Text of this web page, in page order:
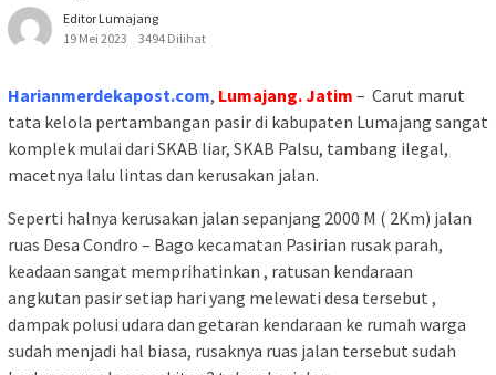
Editor Lumajang
19 Mei 2023
3494 Dilihat
Harianmerdekapost.com, Lumajang. Jatim – Carut marut
tata kelola pertambangan pasir di kabupaten Lumajang sangat
komplek mulai dari SKAB liar, SKAB Palsu, tambang ilegal,
macetnya lalu lintas dan kerusakan jalan.
Seperti halnya kerusakan jalan sepanjang 2000 M ( 2Km) jalan
ruas Desa Condro – Bago kecamatan Pasirian rusak parah,
keadaan sangat memprihatinkan , ratusan kendaraan
angkutan pasir setiap hari yang melewati desa tersebut ,
dampak polusi udara dan getaran kendaraan ke rumah warga
sudah menjadi hal biasa, rusaknya ruas jalan tersebut sudah